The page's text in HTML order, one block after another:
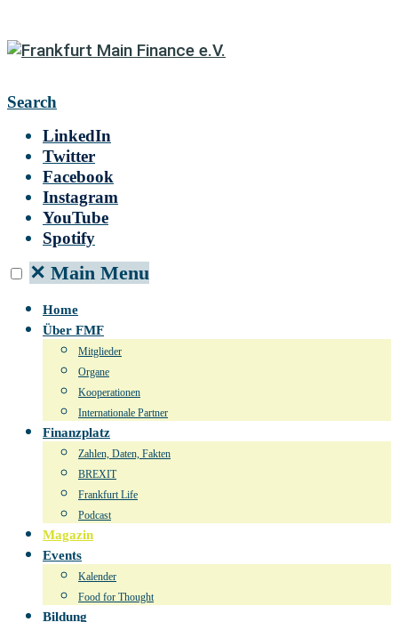
Search
LinkedIn
Twitter
Facebook
Instagram
YouTube
Spotify
✕ Main Menu
Home
Über FMF
Mitglieder
Organe
Kooperationen
Internationale Partner
Finanzplatz
Zahlen, Daten, Fakten
BREXIT
Frankfurt Life
Podcast
Magazin
Events
Kalender
Food for Thought
Bildung